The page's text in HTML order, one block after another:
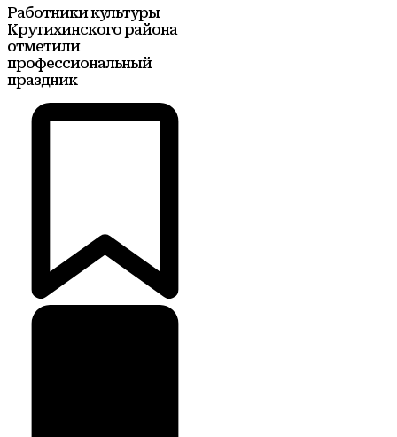
Работники культуры
Крутихинского района
отметили
профессиональный
праздник